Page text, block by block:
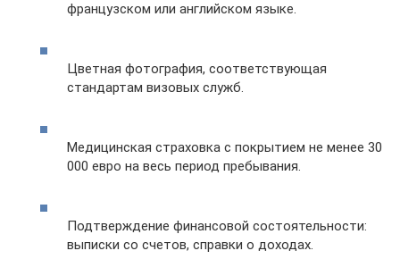
французском или английском языке.
Цветная фотография, соответствующая
стандартам визовых служб.
Медицинская страховка с покрытием не менее 30
000 евро на весь период пребывания.
Подтверждение финансовой состоятельности:
выписки со счетов, справки о доходах.